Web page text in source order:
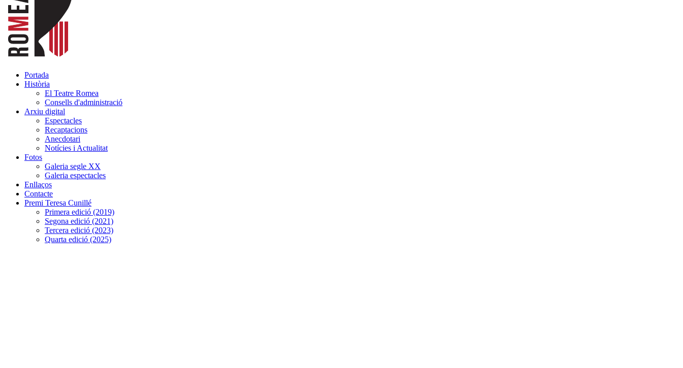
Portada
Història
El Teatre Romea
Consells d'administració
Arxiu digital
Espectacles
Recaptacions
Anecdotari
Notícies i Actualitat
Fotos
Galeria segle XX
Galeria espectacles
Enllaços
Contacte
Premi Teresa Cunillé
Primera edició (2019)
Segona edició (2021)
Tercera edició (2023)
Quarta edició (2025)